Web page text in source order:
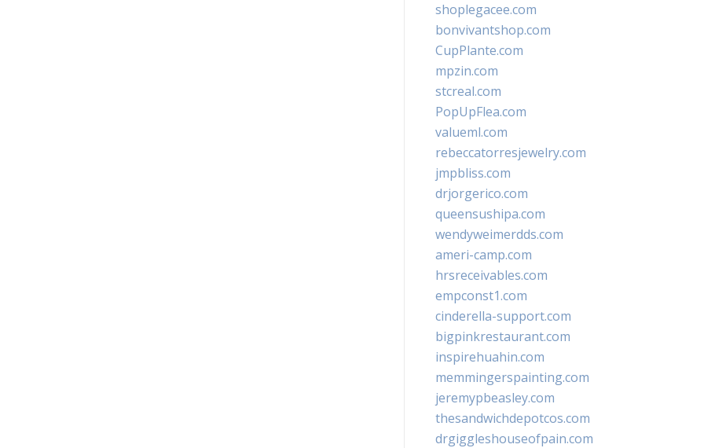
shoplegacee.com
bonvivantshop.com
CupPlante.com
mpzin.com
stcreal.com
PopUpFlea.com
valueml.com
rebeccatorresjewelry.com
jmpbliss.com
drjorgerico.com
queensushipa.com
wendyweimerdds.com
ameri-camp.com
hrsreceivables.com
empconst1.com
cinderella-support.com
bigpinkrestaurant.com
inspirehuahin.com
memmingerspainting.com
jeremypbeasley.com
thesandwichdepotcos.com
drgiggleshouseofpain.com